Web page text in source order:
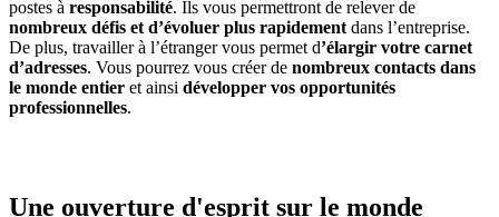
postes à responsabilité. Ils vous permettront de relever de
nombreux défis et d’évoluer plus rapidement dans l’entreprise.
De plus, travailler à l’étranger vous permet d’élargir votre carnet
d’adresses. Vous pourrez vous créer de nombreux contacts dans
le monde entier et ainsi développer vos opportunités
professionnelles.
Une ouverture d'esprit sur le monde